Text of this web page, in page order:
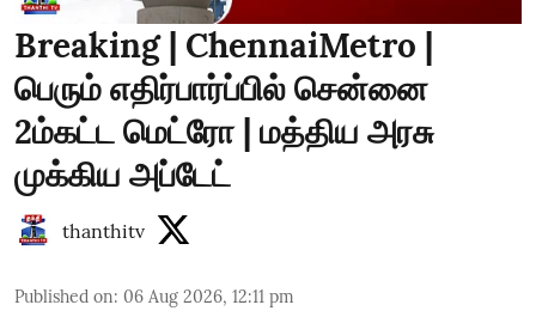
Breaking | ChennaiMetro |
பெரும் எதிர்பார்ப்பில் சென்னை
2ம்கட்ட மெட்ரோ | மத்திய அரசு
முக்கிய அப்டேட்
thanthitv
Published on: 06 Aug 2026, 12:11 pm